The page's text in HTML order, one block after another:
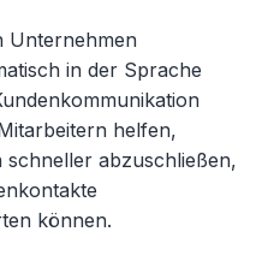
Unternehmen
in der Sprache
helfen,
abzuschließen,
können.